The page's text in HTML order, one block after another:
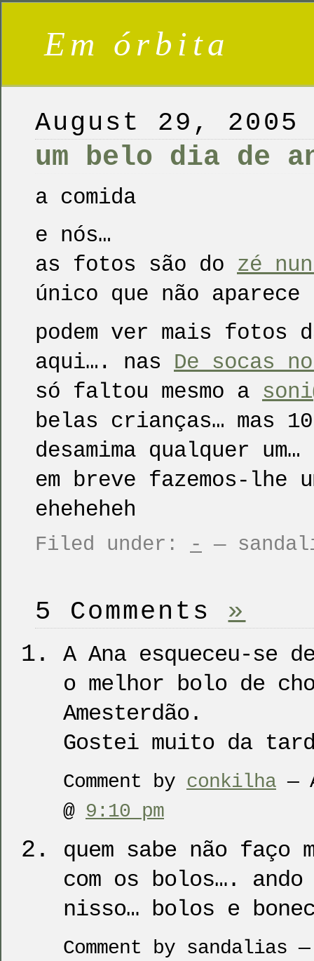
Em órbita
August 29, 2005
um belo dia de
a comida
e nós…
as fotos são do zé
único que não
podem ver mais fotos
aqui…. nas De socas
só faltou mesmo a
belas crianças… mas
desamima qualquer um…
em breve fazemos-lhe
eheheheh
Filed under: - —
5 Comments »
A Ana esqueceu-se
o melhor bolo de
Amesterdão.
Gostei muito da
Comment by conkilha —
@ 9:10 pm
quem sabe não faço
com os bolos…. ando
nisso… bolos e
Comment by sandalias